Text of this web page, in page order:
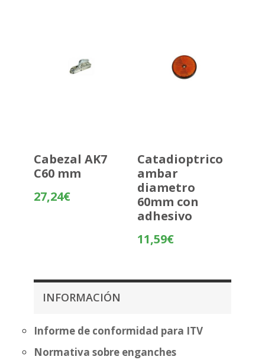
Cabezal AK7
C60 mm
27,24€
Catadioptrico
ambar
diametro
60mm con
adhesivo
11,59€
INFORMACIÓN
Informe de conformidad para ITV
Normativa sobre enganches